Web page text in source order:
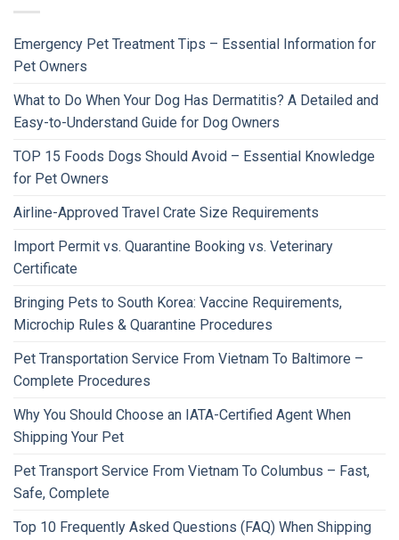
Emergency Pet Treatment Tips – Essential Information for
Pet Owners
What to Do When Your Dog Has Dermatitis? A Detailed and
Easy-to-Understand Guide for Dog Owners
TOP 15 Foods Dogs Should Avoid – Essential Knowledge
for Pet Owners
Airline-Approved Travel Crate Size Requirements
Import Permit vs. Quarantine Booking vs. Veterinary
Certificate
Bringing Pets to South Korea: Vaccine Requirements,
Microchip Rules & Quarantine Procedures
Pet Transportation Service From Vietnam To Baltimore –
Complete Procedures
Why You Should Choose an IATA-Certified Agent When
Shipping Your Pet
Pet Transport Service From Vietnam To Columbus – Fast,
Safe, Complete
Top 10 Frequently Asked Questions (FAQ) When Shipping